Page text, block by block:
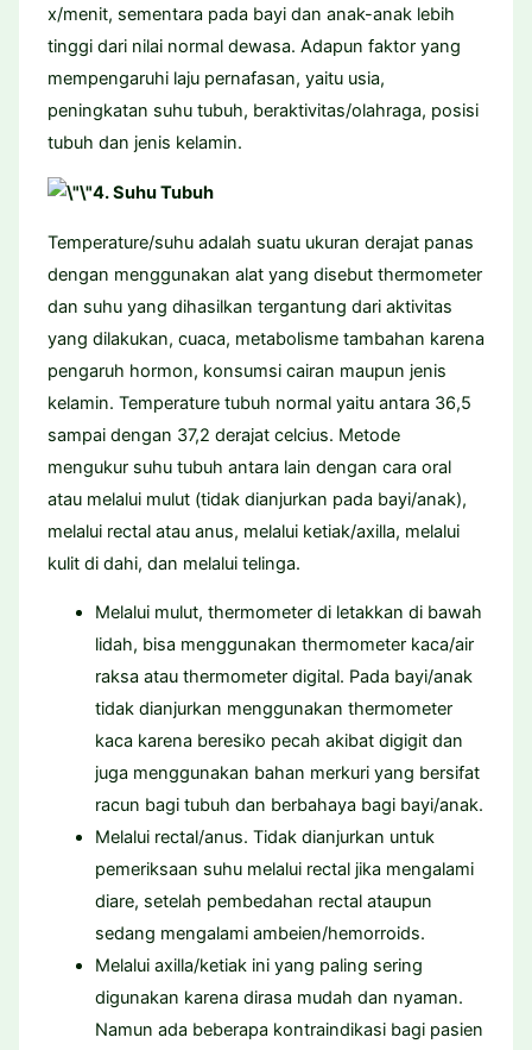
x/menit, sementara pada bayi dan anak-anak lebih
tinggi dari nilai normal dewasa. Adapun faktor yang
mempengaruhi laju pernafasan, yaitu usia,
peningkatan suhu tubuh, beraktivitas/olahraga, posisi
tubuh dan jenis kelamin.
4. Suhu Tubuh
Temperature/suhu adalah suatu ukuran derajat panas
dengan menggunakan alat yang disebut thermometer
dan suhu yang dihasilkan tergantung dari aktivitas
yang dilakukan, cuaca, metabolisme tambahan karena
pengaruh hormon, konsumsi cairan maupun jenis
kelamin. Temperature tubuh normal yaitu antara 36,5
sampai dengan 37,2 derajat celcius. Metode
mengukur suhu tubuh antara lain dengan cara oral
atau melalui mulut (tidak dianjurkan pada bayi/anak),
melalui rectal atau anus, melalui ketiak/axilla, melalui
kulit di dahi, dan melalui telinga.
Melalui mulut, thermometer di letakkan di bawah
lidah, bisa menggunakan thermometer kaca/air
raksa atau thermometer digital. Pada bayi/anak
tidak dianjurkan menggunakan thermometer
kaca karena beresiko pecah akibat digigit dan
juga menggunakan bahan merkuri yang bersifat
racun bagi tubuh dan berbahaya bagi bayi/anak.
Melalui rectal/anus. Tidak dianjurkan untuk
pemeriksaan suhu melalui rectal jika mengalami
diare, setelah pembedahan rectal ataupun
sedang mengalami ambeien/hemorroids.
Melalui axilla/ketiak ini yang paling sering
digunakan karena dirasa mudah dan nyaman.
Namun ada beberapa kontraindikasi bagi pasien